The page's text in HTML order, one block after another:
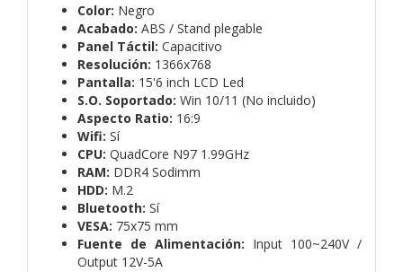
Color: Negro
Acabado: ABS / Stand plegable
Panel Táctil: Capacitivo
Resolución: 1366x768
Pantalla: 15'6 inch LCD Led
S.O. Soportado: Win 10/11 (No incluido)
Aspecto Ratio: 16:9
Wifi: Sí
CPU: QuadCore N97 1.99GHz
RAM: DDR4 Sodimm
HDD: M.2
Bluetooth: Sí
VESA: 75x75 mm
Fuente de Alimentación: Input 100~240V /
Output 12V-5A